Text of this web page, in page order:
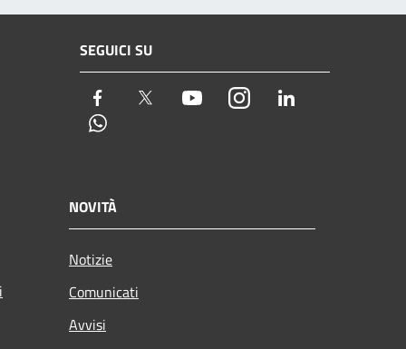
SEGUICI SU
Facebook Twitter YoutubeInstagram
NOVITÀ
Notizie
Comunicati
Avvisi